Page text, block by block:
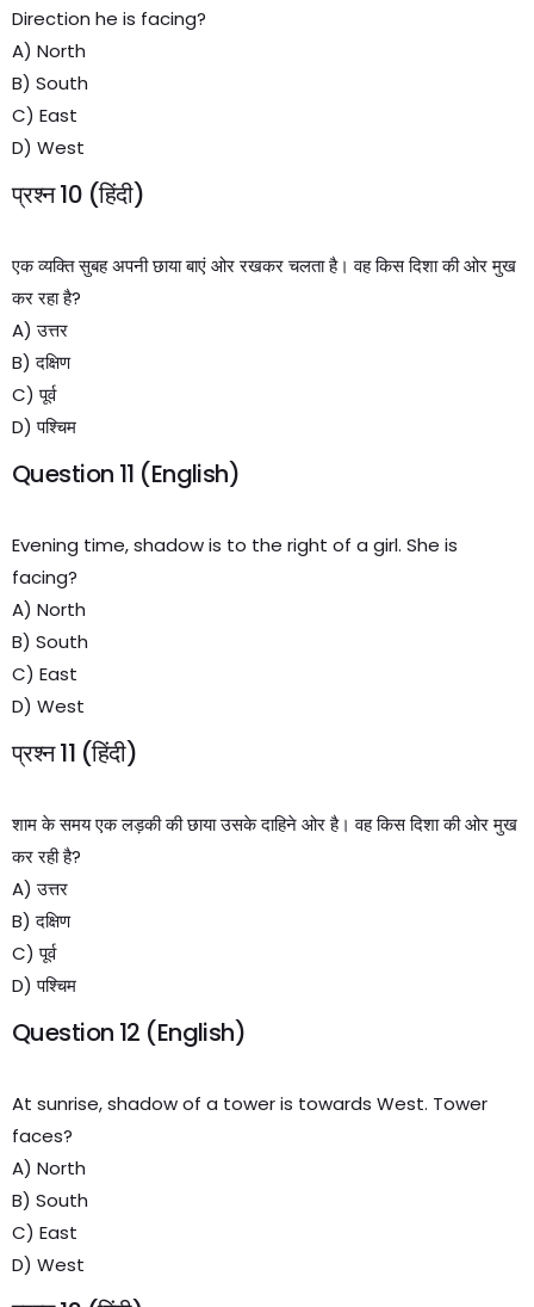
Direction he is facing?
A) North
B) South
C) East
D) West
प्रश्न 10 (हिंदी)
एक व्यक्ति सुबह अपनी छाया बाएं ओर रखकर चलता है। वह किस दिशा की ओर मुख
कर रहा है?
A) उत्तर
B) दक्षिण
C) पूर्व
D) पश्चिम
Question 11 (English)
Evening time, shadow is to the right of a girl. She is
facing?
A) North
B) South
C) East
D) West
प्रश्न 11 (हिंदी)
शाम के समय एक लड़की की छाया उसके दाहिने ओर है। वह किस दिशा की ओर मुख
कर रही है?
A) उत्तर
B) दक्षिण
C) पूर्व
D) पश्चिम
Question 12 (English)
At sunrise, shadow of a tower is towards West. Tower
faces?
A) North
B) South
C) East
D) West